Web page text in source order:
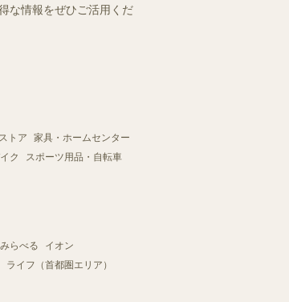
な情報をぜひご活用くだ
トア
家具・ホームセンター
ク
スポーツ用品・自転車
らべる
イオン
ライフ（首都圏エリア）